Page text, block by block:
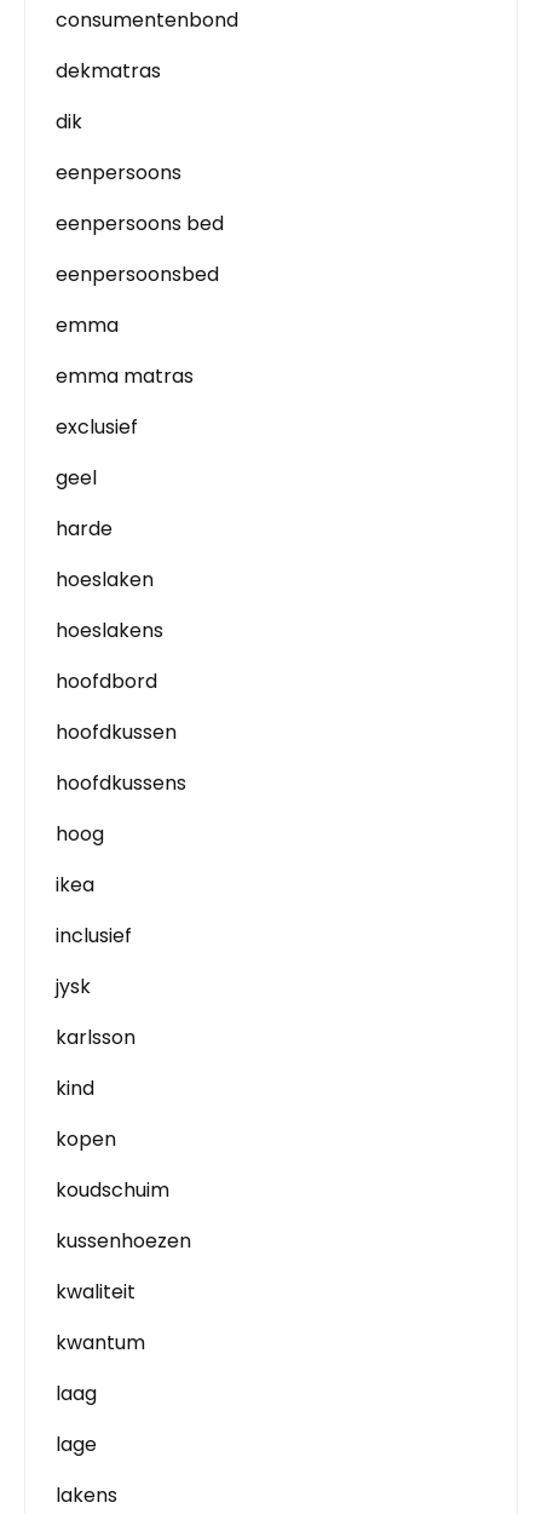
consumentenbond
dekmatras
dik
eenpersoons
eenpersoons bed
eenpersoonsbed
emma
emma matras
exclusief
geel
harde
hoeslaken
hoeslakens
hoofdbord
hoofdkussen
hoofdkussens
hoog
ikea
inclusief
jysk
karlsson
kind
kopen
koudschuim
kussenhoezen
kwaliteit
kwantum
laag
lage
lakens